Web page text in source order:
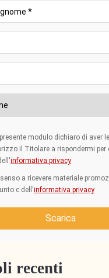
più delle
al
in ottica cliente.
che faranno la
modulo dichiaro di aver
il Titolare a rispondermi per
informativa privacy
a ricevere materiale
c dell'informativa privacy
Scarica
recenti